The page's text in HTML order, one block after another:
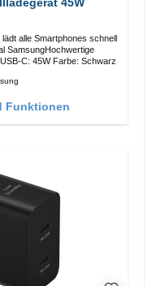
alle Smartphones schnell
C: 45W Farbe: Schwarz
Funktionen